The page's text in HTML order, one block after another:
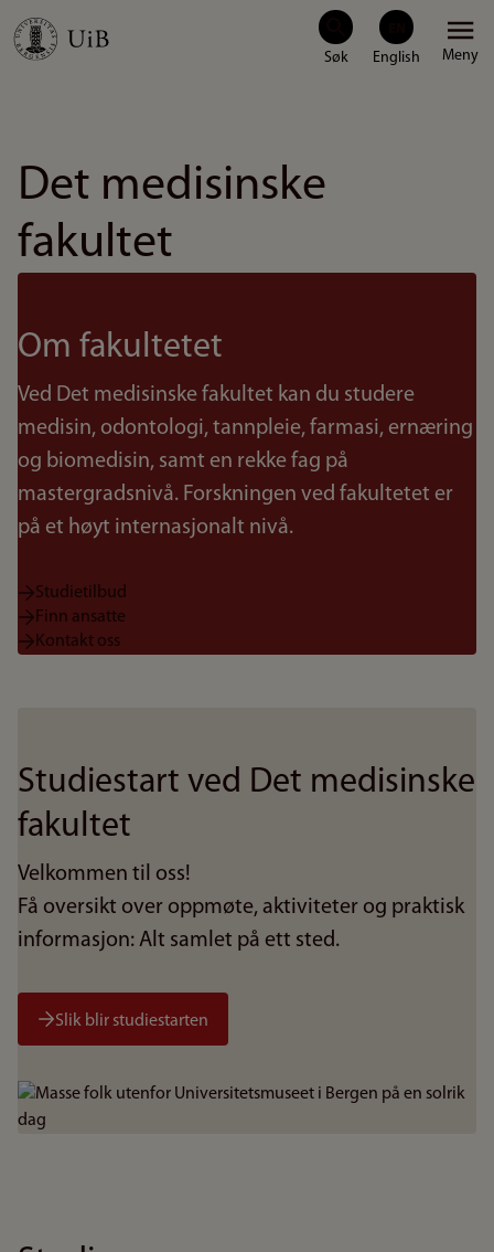
Hopp
Meny
Det medisinske
fakultet
Om fakultetet
Ved Det medisinske fakultet kan du studere
medisin, odontologi, tannpleie, farmasi, ernæring
og biomedisin, samt en rekke fag på
mastergradsnivå. Forskningen ved fakultetet er
på et høyt internasjonalt nivå.
Studietilbud
Finn ansatte
Kontakt oss
Studiestart ved Det medisinske
fakultet
Velkommen til oss!
Få oversikt over oppmøte, aktiviteter og praktisk
informasjon: Alt samlet på ett sted.
Slik blir studiestarten
Bilde